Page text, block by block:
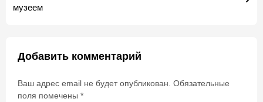
музеем
Добавить комментарий
Ваш адрес email не будет опубликован. Обязательные
поля помечены *